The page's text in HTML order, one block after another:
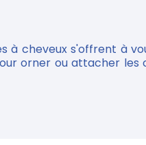
à cheveux s'offrent à
orner ou attacher